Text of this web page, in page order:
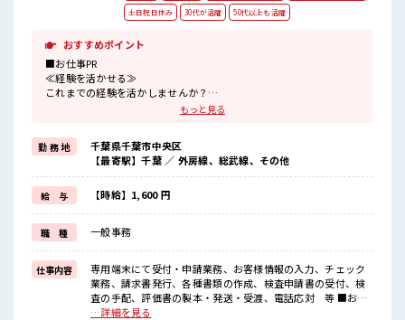
土日祝日休み
30代が活躍 50代以上も活躍
おすすめポイント
■お仕事PR
≪経験を活かせる≫
これまでの経験を活かしませんか？
≪時間にメリハリを≫
残業はほとんどナシ！
場合によってはお願いすることもあります♪
≪週休2日制≫
週末は家族や友人と一緒にプライベート満喫！
≪ヘアカラーOKで自由な雰囲気の職場≫
明るすぎたり奇抜でなければ基本的に自由！
(規定有)≪自分に向いている仕事が探せる≫
困った事などがあれば、
担当がしっかりサポートします！
■職場の雰囲気
派手すぎなければ多少のヘアカラーもOKなのはウレシイPoint☆
もっと見る
勤 務 地
千葉県千葉市中央区
【最寄駅】千葉 ／ 外房線、総武線、その他
給 与 【時給】1,600 円
職 種 一般事務
仕事内容
専用端末にて受付・申請業務、お客様情報の入力、チェック
業務、請求書発行、各種書類の作成、検査申請書の受付、検
査の手配、評価書の製本・発送・受渡、電話応対 等 ■お仕
事PR ≪経験を活かせる≫ これまでの経験を活かしませんか？
…詳細を見る